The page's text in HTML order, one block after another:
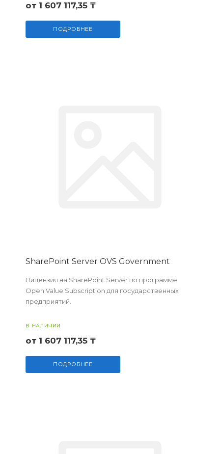
от 1 607 117,35 ₸
ПОДРОБНЕЕ
SharePoint Server OVS Government
Лицензия на SharePoint Server по программе
Open Value Subscription для государственных
предприятий.
В НАЛИЧИИ
от 1 607 117,35 ₸
ПОДРОБНЕЕ